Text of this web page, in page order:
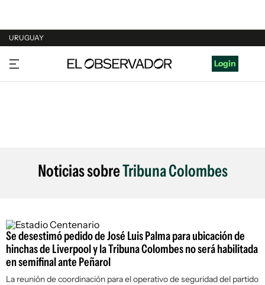
URUGUAY
URUGUAY
ARGENTINA
Login
Noticias sobreTribuna Colombes
Se desestimó pedido de José Luis Palma para ubicación de
hinchas de Liverpool y la Tribuna Colombes no será habilitada
en semifinal ante Peñarol
La reunión de coordinación para el operativo de seguridad del partido